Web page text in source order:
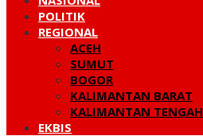
POLITIK
REGIONAL
ACEH
SUMUT
BOGOR
KALIMANTAN BARAT
KALIMANTAN TENGAH
EKBIS